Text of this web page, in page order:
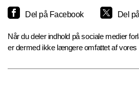
Del på Facebook Del
Når du deler indhold på sociale medier
er dermed ikke længere omfattet af vores